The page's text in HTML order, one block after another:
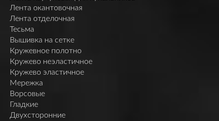
Лента окантовочная
Лента отделочная
Тесьма
Вышивка на сетке
Кружевное полотно
Кружево неэластичное
Кружево эластичное
Мережка
Ворсовые
Гладкие
Двухсторонние